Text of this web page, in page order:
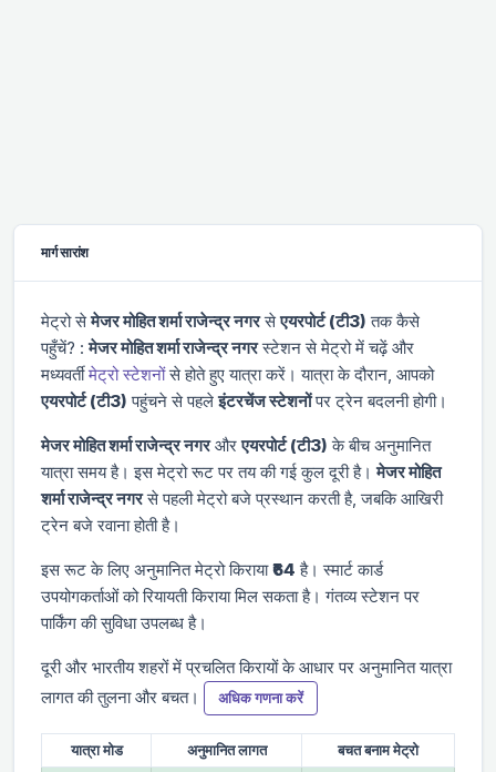
मार्ग सारांश
मेट्रो सेमे‌‌जर मोहित शर्मा राजेन्द्र नगरसेएयरपोर्ट (टी3) तक कैसे
पहुँचें? :मे‌‌जर मोहित शर्मा राजेन्द्र नगरस्टेशन से मेट्रो में चढ़ें और
मध्यवर्तीमेट्रो स्टेशनोंसे होते हुए यात्रा करें। यात्रा के दौरान, आपको
एयरपोर्ट (टी3) पहुंचने से पहलेइंटरचेंज स्टेशनोंपर ट्रेन बदलनी होगी।
मे‌‌जर मोहित शर्मा राजेन्द्र नगरऔरएयरपोर्ट (टी3) के बीच अनुमानित
यात्रा समयहै। इस मेट्रो रूट पर तय की गई कुल दूरीहै।मे‌‌जर मोहित
शर्मा राजेन्द्र नगरसे पहली मेट्रोबजे प्रस्थान करती है, जबकि आखिरी
ट्रेनबजे रवाना होती है।
इस रूट के लिए अनुमानित मेट्रो किराया₹64 है। स्मार्ट कार्ड
उपयोगकर्ताओं को रियायती किराया मिल सकता है। गंतव्य स्टेशन पर
पार्किंग की सुविधा उपलब्ध है।
दूरी और भारतीय शहरों में प्रचलित किरायों के आधार पर अनुमानित यात्रा
लागत की तुलना और बचत।
अधिक गणना करें
यात्रा मोड अनुमानित लागत
बचत बनाम मेट्रो